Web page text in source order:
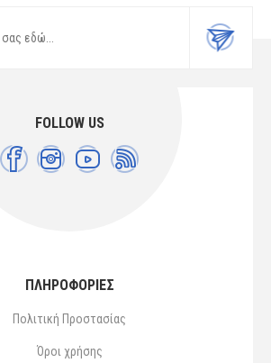
FOLLOW US
ΠΛΗΡΟΦΟΡΙΕΣ
Πολιτική Προστασίας
Όροι χρήσης